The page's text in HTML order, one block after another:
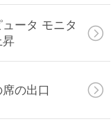
ュータ モニタ
昇
の出口